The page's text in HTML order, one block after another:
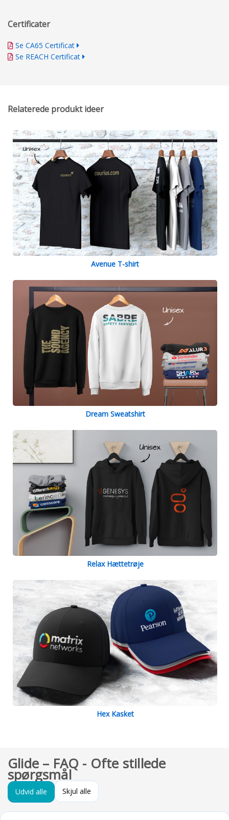
Certificater
Se CA65 Certificat
Se REACH Certificat
Relaterede produkt ideer
Avenue T-shirt
Dream Sweatshirt
Relax Hættetrøje
Hex Kasket
Glide – FAQ - Ofte stillede
spørgsmål
Udvid alle Skjul alle